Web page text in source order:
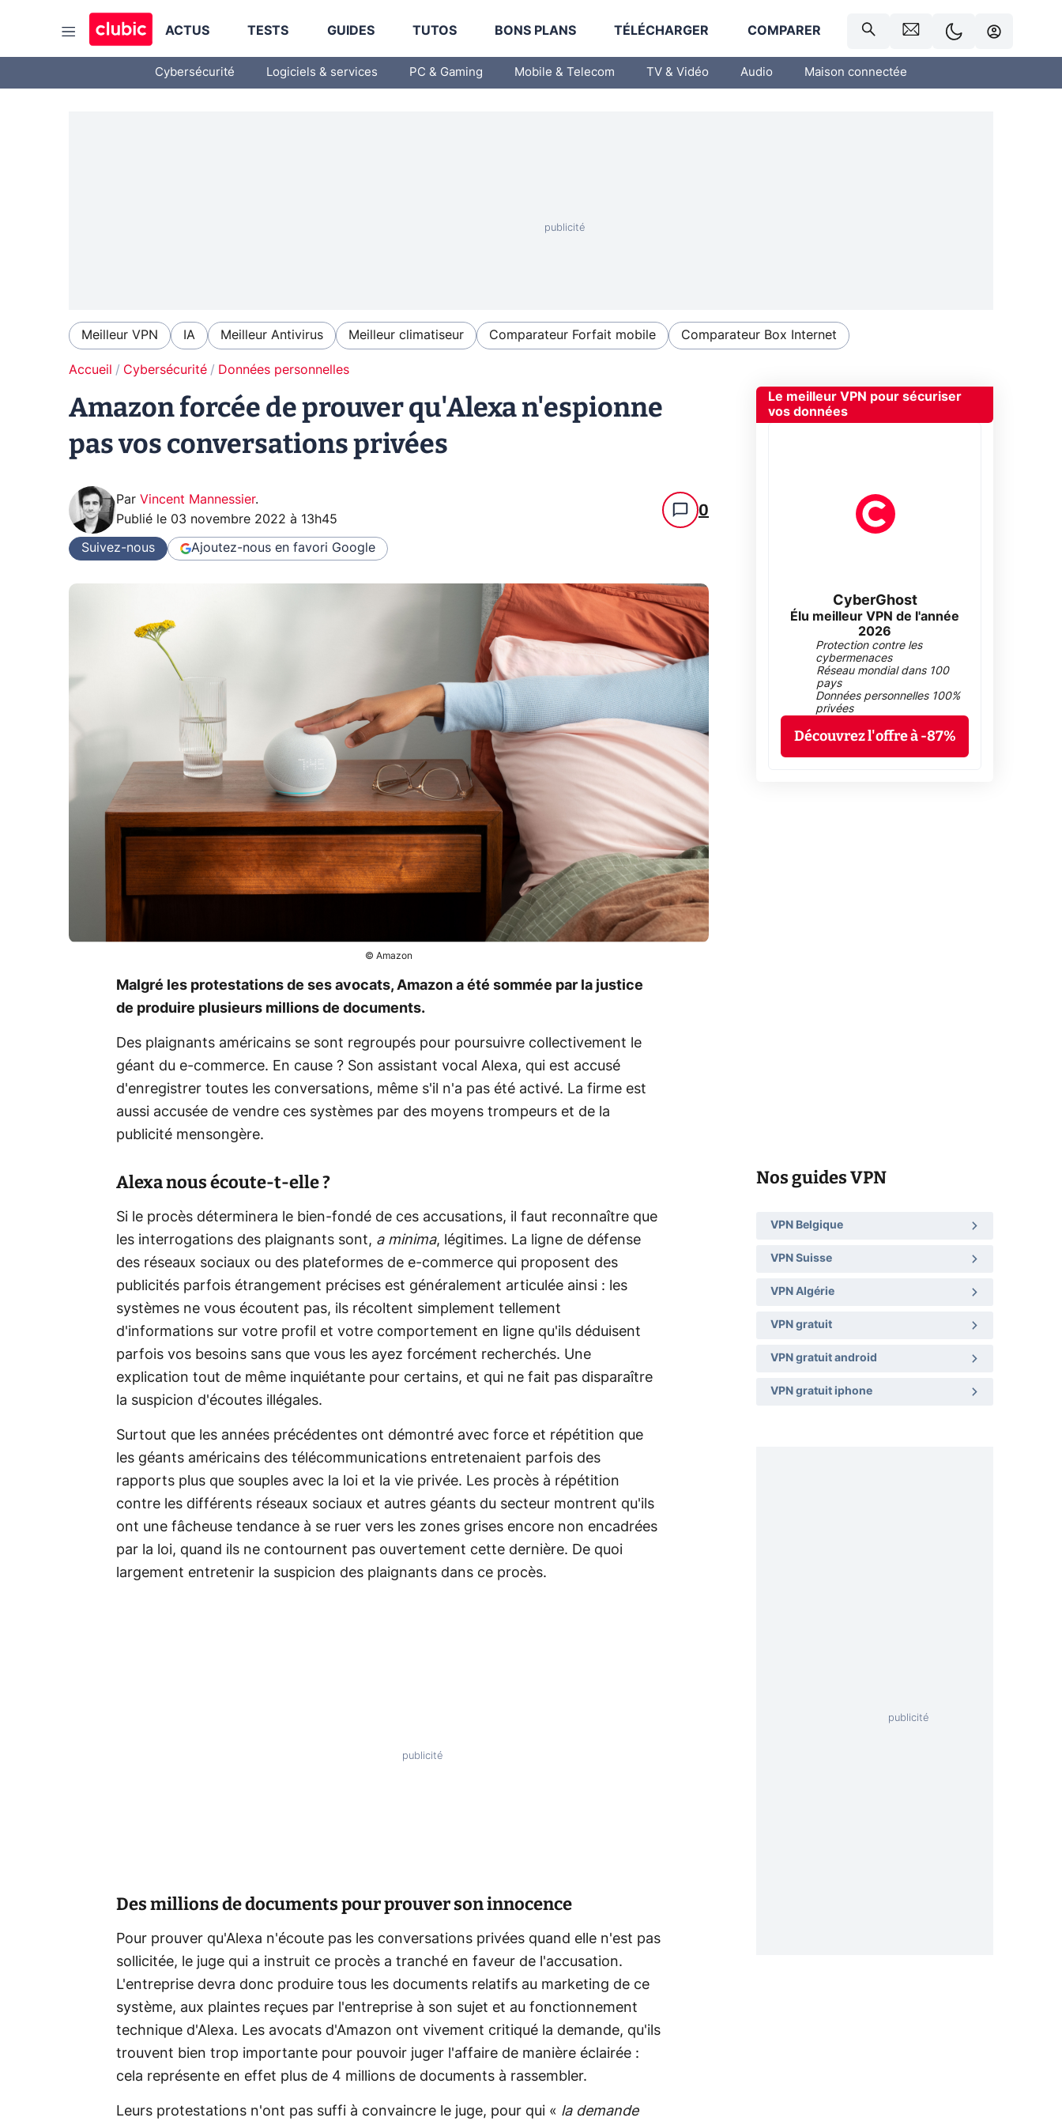
ACTUS TESTS GUIDES TUTOS BONS PLANS TÉLÉCHARGER COMPARER
Cybersécurité Logiciels & services PC & Gaming Mobile & Telecom TV & Vidéo Audio Maison connectée
Meilleur VPN IA Meilleur Antivirus Meilleur climatiseur Comparateur Forfait mobile Comparateur Box Internet
Accueil Cybersécurité Données personnelles
Amazon forcée de prouver qu'Alexa n'espionne
pas vos conversations privées
Par Vincent Mannessier.
Publié le 03 novembre 2022 à 13h45 0
Suivez-nous Ajoutez-nous en favori Google
© Amazon
Malgré les protestations de ses avocats, Amazon a été sommée par la justice
de produire plusieurs millions de documents.
Des plaignants américains se sont regroupés pour poursuivre collectivement le
géant du e-commerce. En cause ? Son assistant vocal Alexa, qui est accusé
d'enregistrer toutes les conversations, même s'il n'a pas été activé. La firme est
aussi accusée de vendre ces systèmes par des moyens trompeurs et de la
publicité mensongère.
Alexa nous écoute-t-elle ?
Si le procès déterminera le bien-fondé de ces accusations, il faut reconnaître que
les interrogations des plaignants sont, a minima, légitimes. La ligne de défense
des réseaux sociaux ou des plateformes de e-commerce qui proposent des
publicités parfois étrangement précises est généralement articulée ainsi : les
systèmes ne vous écoutent pas, ils récoltent simplement tellement
d'informations sur votre profil et votre comportement en ligne qu'ils déduisent
parfois vos besoins sans que vous les ayez forcément recherchés. Une
explication tout de même inquiétante pour certains, et qui ne fait pas disparaître
la suspicion d'écoutes illégales.
Surtout que les années précédentes ont démontré avec force et répétition que
les géants américains des télécommunications entretenaient parfois des
rapports plus que souples avec la loi et la vie privée. Les procès à répétition
contre les différents réseaux sociaux et autres géants du secteur montrent qu'ils
ont une fâcheuse tendance à se ruer vers les zones grises encore non encadrées
par la loi, quand ils ne contournent pas ouvertement cette dernière. De quoi
largement entretenir la suspicion des plaignants dans ce procès.
Des millions de documents pour prouver son innocence
Pour prouver qu'Alexa n'écoute pas les conversations privées quand elle n'est pas
sollicitée, le juge qui a instruit ce procès a tranché en faveur de l'accusation.
L'entreprise devra donc produire tous les documents relatifs au marketing de ce
système, aux plaintes reçues par l'entreprise à son sujet et au fonctionnement
technique d'Alexa. Les avocats d'Amazon ont vivement critiqué la demande, qu'ils
trouvent bien trop importante pour pouvoir juger l'affaire de manière éclairée :
cela représente en effet plus de 4 millions de documents à rassembler.
Leurs protestations n'ont pas suffi à convaincre le juge, pour qui « la demande
Le meilleur VPN pour sécuriser
vos données
CyberGhost
Élu meilleur VPN de l'année
2026
Protection contre les
cybermenaces
Réseau mondial dans 100
pays
Données personnelles 100%
privées
Découvrez l'offre à -87%
Nos guides VPN
VPN Belgique
VPN Suisse
VPN Algérie
VPN gratuit
VPN gratuit android
VPN gratuit iphone